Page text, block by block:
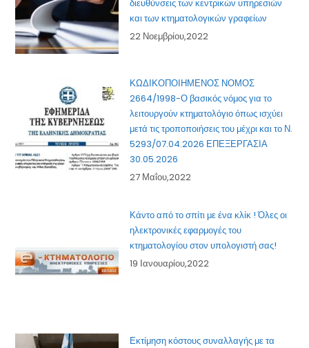
διευθύνσεις των κεντρικών υπηρεσιών
και των κτηματολογικών γραφείων
22 Νοεμβρίου,2022
ΚΩΔΙΚΟΠΟΙΗΜΕΝΟΣ ΝΟΜΟΣ
2664/1998-Ο βασικός νόμος για το
λειτουργούν κτηματολόγιο όπως ισχύει
μετά τις τροποποιήσεις του μέχρι και το Ν.
5293/07.04.2026 ΕΠΕΞΕΡΓΑΣΙΑ
30.05.2026
27 Μαΐου,2022
Κάντο από το σπίτι με ένα κλίκ ! Όλες οι
ηλεκτρονικές εφαρμογές του
κτηματολογίου στον υπολογιστή σας!
19 Ιανουαρίου,2022
Εκτίμηση κόστους συναλλαγής με τα